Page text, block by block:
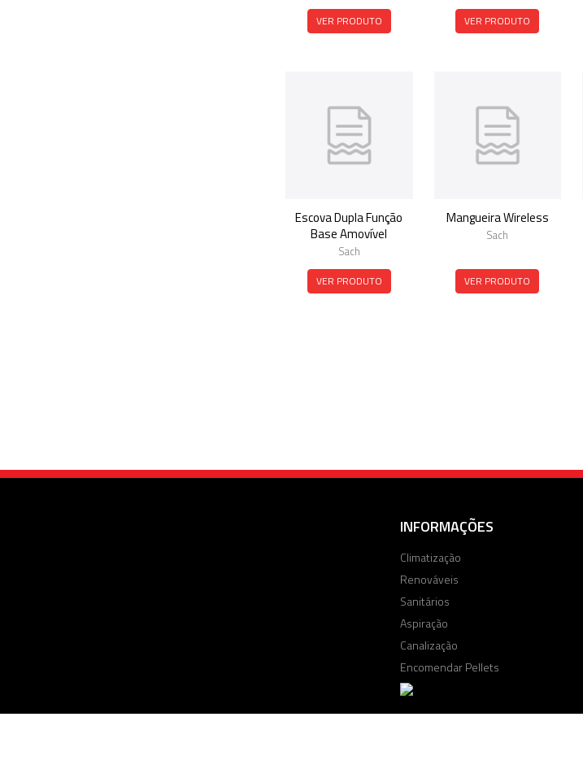
VER PRODUTO VER PRODUTO
Escova Dupla Função
Base Amovível
Sach
VER PRODUTO
Mangueira Wireless
Sach
VER PRODUTO
INFORMAÇÕES
Climatização
Renováveis
Sanitários
Aspiração
Canalização
Encomendar Pellets